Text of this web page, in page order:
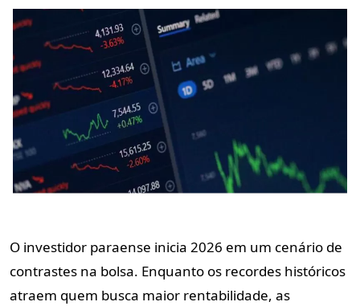
O investidor paraense inicia 2026 em um cenário de
contrastes na bolsa. Enquanto os recordes históricos
atraem quem busca maior rentabilidade, as